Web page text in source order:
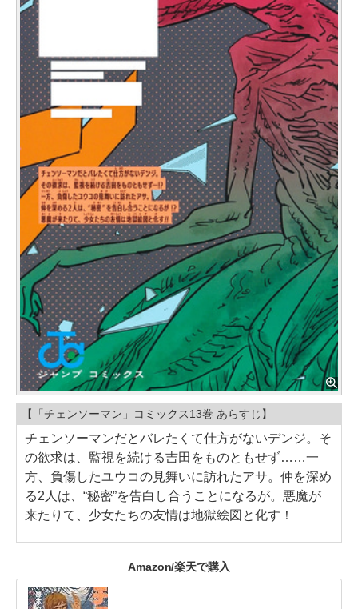
【「チェンソーマン」コミックス13巻 あらすじ】
チェンソーマンだとバレたくて仕方がないデンジ。そ
の欲求は、監視を続ける吉田をものともせず……一
方、負傷したユウコの見舞いに訪れたアサ。仲を深め
る2人は、“秘密”を告白し合うことになるが。悪魔が
来たりて、少女たちの友情は地獄絵図と化す！
Amazon/楽天で購入